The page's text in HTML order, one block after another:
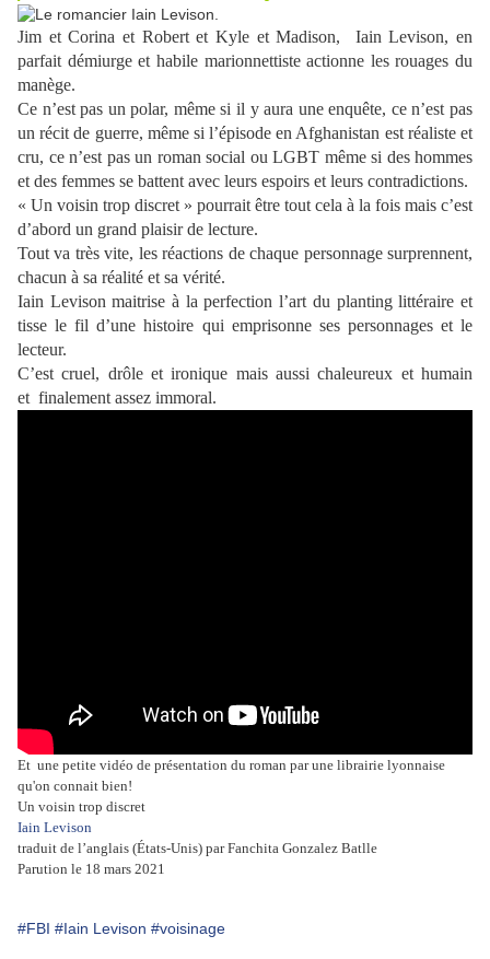
Jim et Corina et Robert et Kyle et Madison, Iain Levison, en
parfait démiurge et habile marionnettiste actionne les rouages du
manège.
Ce n’est pas un polar, même si il y aura une enquête, ce n’est pas
un récit de guerre, même si l’épisode en Afghanistan est réaliste et
cru, ce n’est pas un roman social ou LGBT même si des hommes
et des femmes se battent avec leurs espoirs et leurs contradictions.
« Un voisin trop discret » pourrait être tout cela à la fois mais c’est
d’abord un grand plaisir de lecture.
Tout va très vite, les réactions de chaque personnage surprennent,
chacun à sa réalité et sa vérité.
Iain Levison maitrise à la perfection l’art du planting littéraire et
tisse le fil d’une histoire qui emprisonne ses personnages et le
lecteur.
C’est cruel, drôle et ironique mais aussi chaleureux et humain
et finalement assez immoral.
Et une petite vidéo de présentation du roman par une librairie lyonnaise
qu'on connait bien!
Un voisin trop discret
Iain Levison
traduit de l’anglais (États-Unis) par Fanchita Gonzalez Batlle
Parution le 18 mars 2021
#FBI #Iain Levison #voisinage